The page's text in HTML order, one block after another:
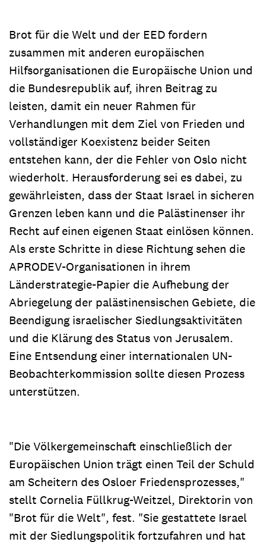
Brot für die Welt und der EED fordern
zusammen mit anderen europäischen
Hilfsorganisationen die Europäische Union und
die Bundesrepublik auf, ihren Beitrag zu
leisten, damit ein neuer Rahmen für
Verhandlungen mit dem Ziel von Frieden und
vollständiger Koexistenz beider Seiten
entstehen kann, der die Fehler von Oslo nicht
wiederholt. Herausforderung sei es dabei, zu
gewährleisten, dass der Staat Israel in sicheren
Grenzen leben kann und die Palästinenser ihr
Recht auf einen eigenen Staat einlösen können.
Als erste Schritte in diese Richtung sehen die
APRODEV-Organisationen in ihrem
Länderstrategie-Papier die Aufhebung der
Abriegelung der palästinensischen Gebiete, die
Beendigung israelischer Siedlungsaktivitäten
und die Klärung des Status von Jerusalem.
Eine Entsendung einer internationalen UN-
Beobachterkommission sollte diesen Prozess
unterstützen.
"Die Völkergemeinschaft einschließlich der
Europäischen Union trägt einen Teil der Schuld
am Scheitern des Osloer Friedensprozesses,"
stellt Cornelia Füllkrug-Weitzel, Direktorin von
"Brot für die Welt", fest. "Sie gestattete Israel
mit der Siedlungspolitik fortzufahren und hat